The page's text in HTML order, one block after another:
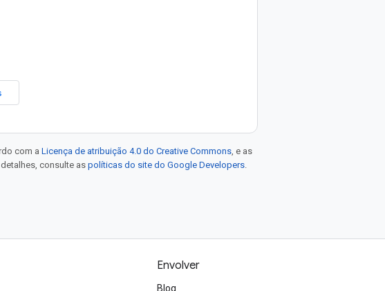
com a Licença de atribuição 4.0 do Creative Commons, e as
detalhes, consulte aspolíticas do site do Google Developers.
Envolver
Blog